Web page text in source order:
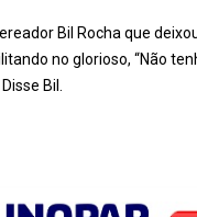
Bil Rocha que
no glorioso, “Não
Bil.